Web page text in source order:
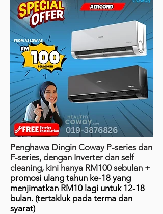
Penghawa Dingin Coway P-series dan
F-series, dengan Inverter dan self
cleaning, kini hanya RM100 sebulan +
promosi ulang tahun ke-18 yang
menjimatkan RM10 lagi untuk 12-18
bulan. (tertakluk pada terma dan
syarat)